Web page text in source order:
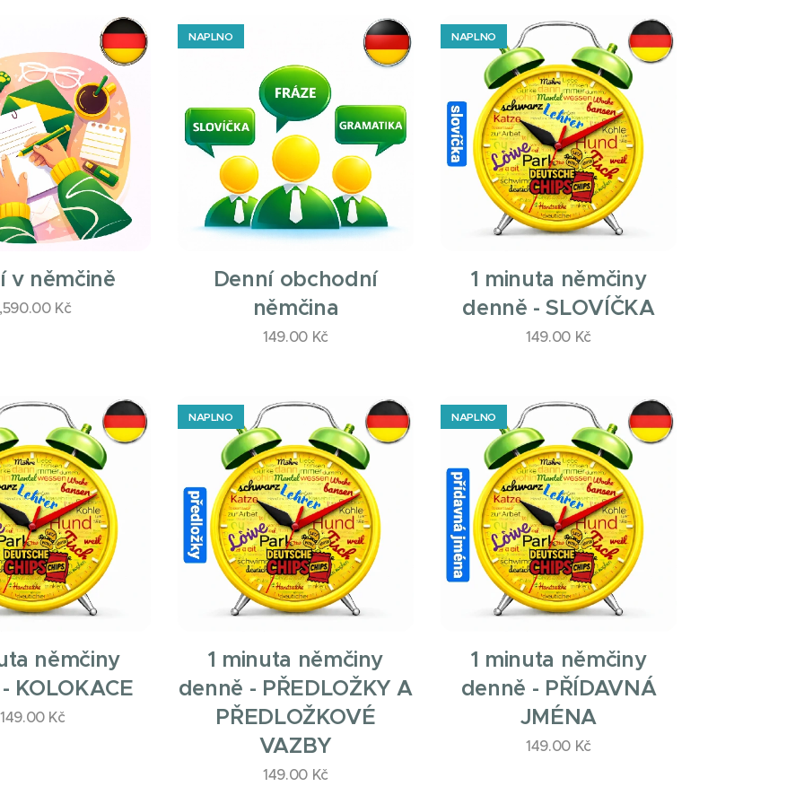
v němčině
Kč
Denní obchodní
němčina
NAPLNO
149.00Kč
1 minuta němčiny
denně - SLOVÍČKA
NAPLNO
149.00Kč
němčiny
KOLOKACE
149.00Kč
1 minuta němčiny
denně - PŘEDLOŽKY A
PŘEDLOŽKOVÉ
VAZBY
NAPLNO
149.00Kč
1 minuta němčiny
denně - PŘÍDAVNÁ
JMÉNA
NAPLNO
149.00Kč